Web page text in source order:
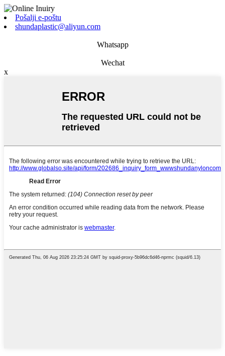
Pošalji e-poštu
shundaplastic@aliyun.com
Whatsapp
Wechat
x